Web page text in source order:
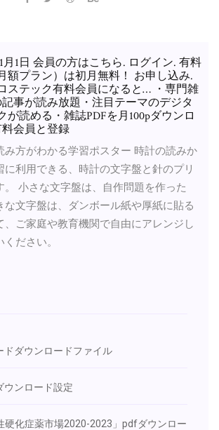
月1日 会員の方はこちら. ログイン. 有料
額プラン）は初月無料！ お申し込み.
ステック有料会員になると… ・専門雑
事が読み放題・注目テーマのデジタ
が読める・雑誌PDFを月100pダウンロ
会員と登録
み方がわかる学習ポスター 時計の読みか
に利用できる、時計の文字盤と針のプリ
。 小さな文字盤は、自作問題を作った
な文字盤は、ダンボール紙や厚紙に貼る
、ご家庭や教育機関で自由にアレンジし
ださい。
ドダウンロードファイル
ウンロード設定
硬化症薬市場2020-2023」pdfダウンロー